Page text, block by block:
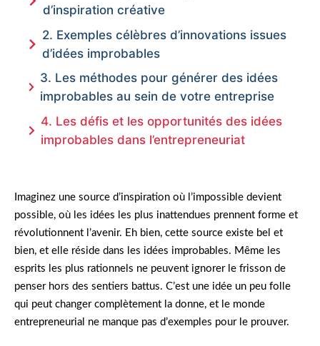
d’inspiration créative
2. Exemples célèbres d’innovations issues
d’idées improbables
3. Les méthodes pour générer des idées
improbables au sein de votre entreprise
4. Les défis et les opportunités des idées
improbables dans l’entrepreneuriat
Imaginez une source d’inspiration où l’impossible devient
possible, où les idées les plus inattendues prennent forme et
révolutionnent l’avenir. Eh bien, cette source existe bel et
bien, et elle réside dans les idées improbables. Même les
esprits les plus rationnels ne peuvent ignorer le frisson de
penser hors des sentiers battus. C’est une idée un peu folle
qui peut changer complètement la donne, et le monde
entrepreneurial ne manque pas d’exemples pour le prouver.